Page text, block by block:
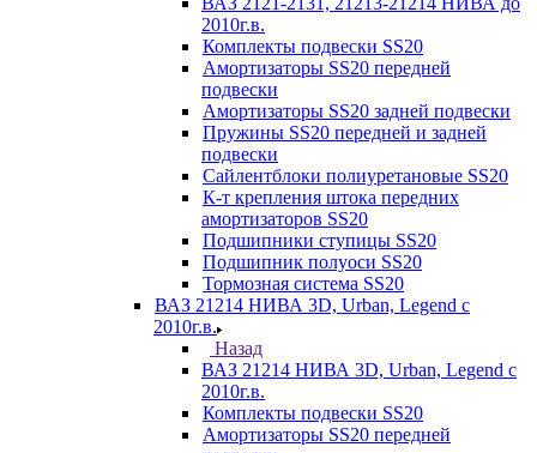
2010г.в.
Комплекты подвески SS20
Амортизаторы SS20 передней
подвески
Амортизаторы SS20 задней подвески
Пружины SS20 передней и задней
подвески
Сайлентблоки полиуретановые SS20
К-т крепления штока передних
амортизаторов SS20
Подшипники ступицы SS20
Подшипник полуоси SS20
Тормозная система SS20
ВАЗ 21214 НИВА 3D, Urban, Legend c
2010г.в.
Назад
ВАЗ 21214 НИВА 3D, Urban, Legend c
2010г.в.
Комплекты подвески SS20
Амортизаторы SS20 передней